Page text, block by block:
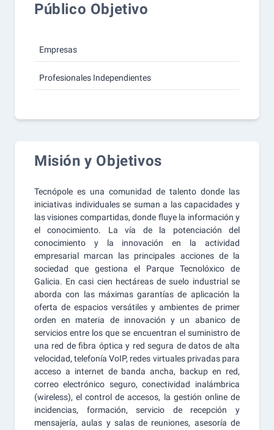
Público Objetivo
Empresas
Profesionales Independientes
Misión y Objetivos
Tecnópole es una comunidad de talento donde las
iniciativas individuales se suman a las capacidades y
las visiones compartidas, donde fluye la información y
el conocimiento. La vía de la potenciación del
conocimiento y la innovación en la actividad
empresarial marcan las principales acciones de la
sociedad que gestiona el Parque Tecnolóxico de
Galicia. En casi cien hectáreas de suelo industrial se
aborda con las máximas garantías de aplicación la
oferta de espacios versátiles y ambientes de primer
orden en materia de innovación y un abanico de
servicios entre los que se encuentran el suministro de
una red de fibra óptica y red segura de datos de alta
velocidad, telefonía VoIP, redes virtuales privadas para
acceso a internet de banda ancha, backup en red,
correo electrónico seguro, conectividad inalámbrica
(wireless), el control de accesos, la gestión online de
incidencias, formación, servicio de recepción y
mensajería, aulas y salas de reuniones, asesoría de